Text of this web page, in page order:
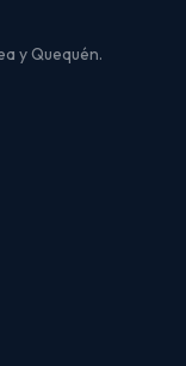
y Quequén.